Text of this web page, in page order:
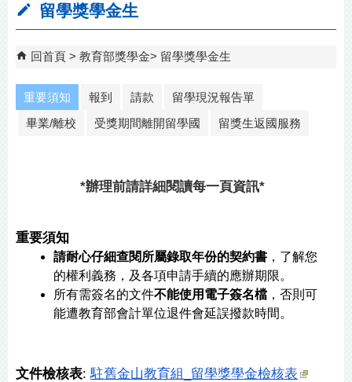
留學獎學金生
回首頁 教育部獎學金 留學獎學金生
重要須知 報到 請款
留學現況報告單
畢業/離校
受獎期間離開留學國 留獎生返國服務
*辦理前請詳細閱讀每一頁資訊*
重要須知
請耐心仔細查閱所屬錄取年份的契約書 ，了解您
的權利義務，及各項申請手續的應辦期限。
所有需簽名的文件不能使用電子簽名檔 ，否則可
能遭教育部會計單位退件會延誤撥款時間。
文件檢核表: 駐舊金山教育組_留學獎學金檢核表